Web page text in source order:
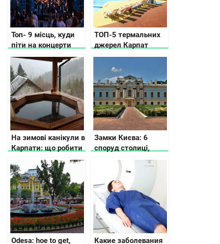
Топ- 9 місць, куди
піти на концерти
просто неба в Києві
ТОП-5 термальних
джерел Карпат
На зимові канікули в
Карпати: що робити
Замки Києва: 6
споруд столиці,
історії яких ви не
Odesa: hoe to get,
Какие заболевания